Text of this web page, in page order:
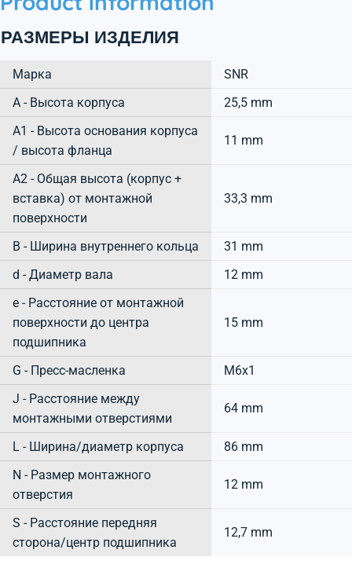
РАЗМЕРЫ ИЗДЕЛИЯ
Марка
SNR
А - Высота корпуса
25,5 mm
A1 - Высота основания корпуса
/ высота фланца
11 mm
A2 - Общая высота (корпус +
вставка) от монтажной
поверхности
33,3 mm
B - Ширина внутреннего кольца
31 mm
d - Диаметр вала
12 mm
e - Расстояние от монтажной
поверхности до центра
подшипника
15 mm
G - Пресс-масленка
M6x1
J - Расстояние между
монтажными отверстиями
64 mm
L - Ширина/диаметр корпуса
86 mm
N - Размер монтажного
отверстия
12 mm
S - Расстояние передняя
сторона/центр подшипника
12,7 mm